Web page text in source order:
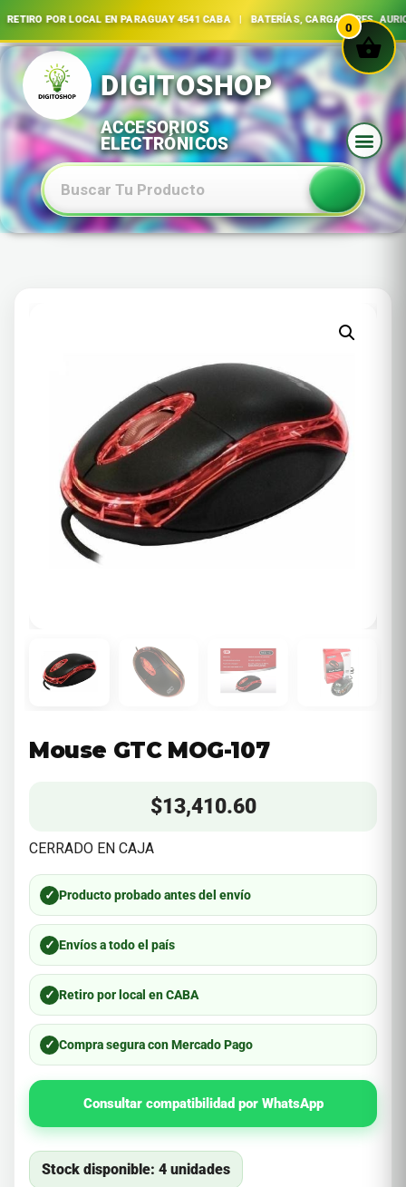
POR LOCAL EN PARAGUAY 4541 CABA | BATERÍAS, CARGADORES,
Ir
al
contenido
Mouse GTC MOG-107
$13,410.60
CERRADO EN CAJA
✓ Producto probado antes del envío
✓ Envíos a todo el país
✓ Retiro por local en CABA
✓ Compra segura con Mercado Pago
Consultar compatibilidad por WhatsApp
Stock disponible: 4 unidades
0